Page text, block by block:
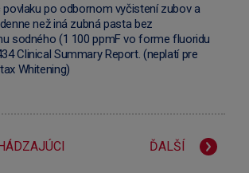
povlaku po odbornom vyčistení zubov a
než iná zubná pasta bez
sodného (1 100 ppmF vo forme fluoridu
Clinical Summary Report. (neplatí pre
Whitening)
ĎALŠÍ